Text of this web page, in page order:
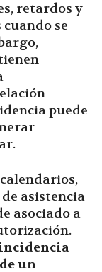
retardos y
se
puede
asistencia
asociado a
un